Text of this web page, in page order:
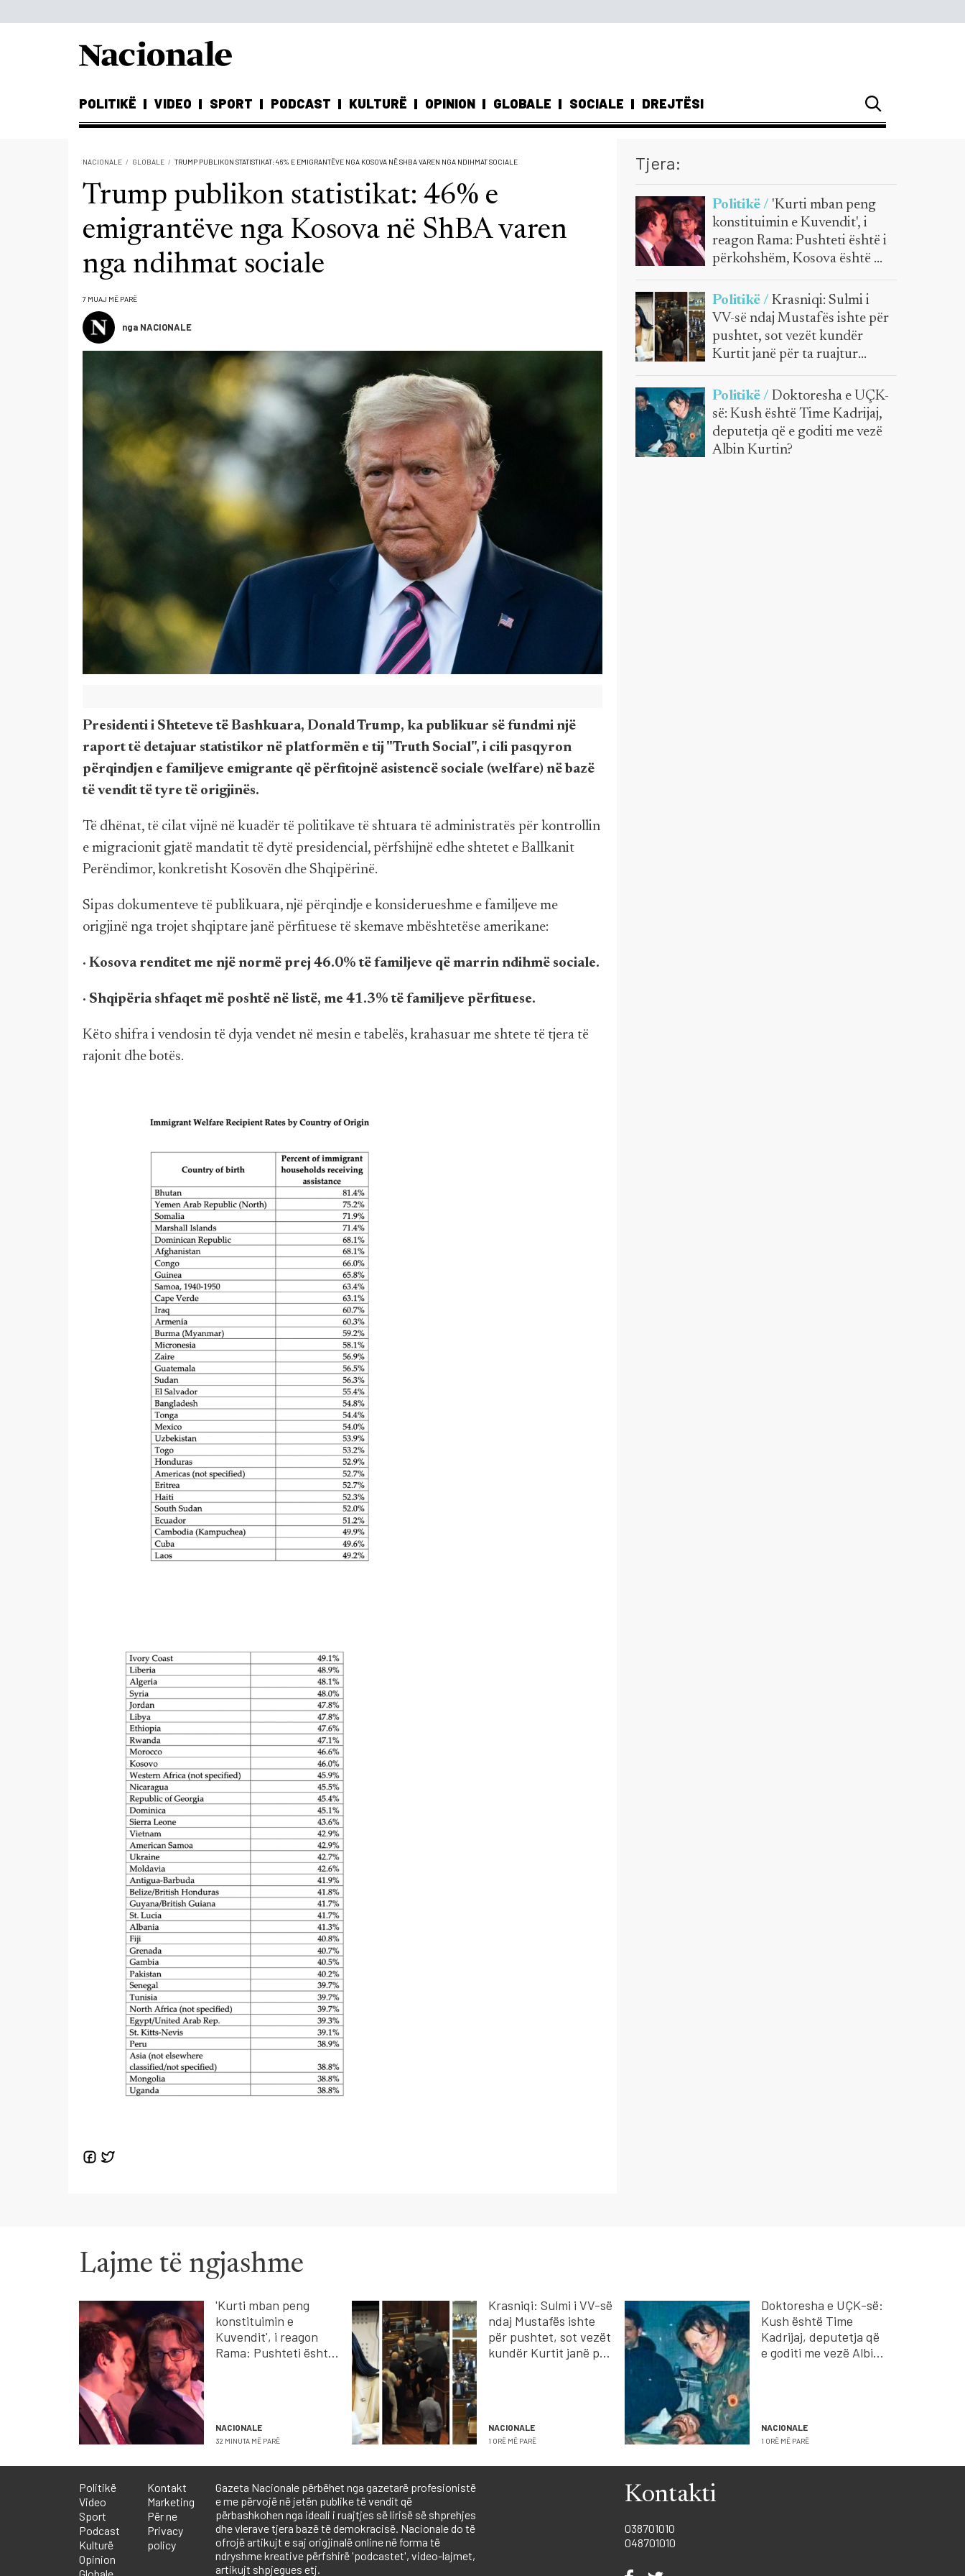
POLITIKË VIDEO SPORT PODCAST KULTURË OPINION GLOBALE SOCIALE DREJTËSI
NACIONALE GLOBALE TRUMP PUBLIKON STATISTIKAT: 46% E EMIGRANTËVE NGA KOSOVA NË SHBA VAREN NGA NDIHMAT SOCIALE
Trump publikon statistikat: 46% e
emigrantëve nga Kosova në ShBA varen
nga ndihmat sociale
7 MUAJ MË PARË
nga NACIONALE
Presidenti i Shteteve të Bashkuara, Donald Trump, ka publikuar së fundmi një
raport të detajuar statistikor në platformën e tij "Truth Social", i cili pasqyron
përqindjen e familjeve emigrante që përfitojnë asistencë sociale (welfare) në bazë
të vendit të tyre të origjinës.
Të dhënat, të cilat vijnë në kuadër të politikave të shtuara të administratës për kontrollin
e migracionit gjatë mandatit të dytë presidencial, përfshijnë edhe shtetet e Ballkanit
Perëndimor, konkretisht Kosovën dhe Shqipërinë.
Sipas dokumenteve të publikuara, një përqindje e konsiderueshme e familjeve me
origjinë nga trojet shqiptare janë përfituese të skemave mbështetëse amerikane:
· Kosova renditet me një normë prej 46.0% të familjeve që marrin ndihmë sociale.
· Shqipëria shfaqet më poshtë në listë, me 41.3% të familjeve përfituese.
Këto shifra i vendosin të dyja vendet në mesin e tabelës, krahasuar me shtete të tjera të
rajonit dhe botës.
Tjera:
Politikë / 'Kurti mban peng
konstituimin e Kuvendit', i
reagon Rama: Pushteti është i
përkohshëm, Kosova është e
përhershme
Politikë /Krasniqi: Sulmi i
VV-së ndaj Mustafës ishte për
pushtet, sot vezët kundër
Kurtit janë për ta ruajtur
shtetin
Politikë /Doktoresha e UÇK-
së: Kush është Time Kadrijaj,
deputetja që e goditi me vezë
Albin Kurtin?
Lajme të ngjashme
'Kurti mban peng
konstituimin e
Kuvendit', i reagon
Rama: Pushteti është i
NACIONALE
32 MINUTA MË PARË
Krasniqi: Sulmi i VV-së
ndaj Mustafës ishte
për pushtet, sot vezët
kundër Kurtit janë për
NACIONALE
1 ORË MË PARË
Doktoresha e UÇK-së:
Kush është Time
Kadrijaj, deputetja që
e goditi me vezë Albin
NACIONALE
1 ORË MË PARË
Politikë
Video
Sport
Podcast
Kulturë
Opinion
Kontakt
Marketing
Për ne
Privacy
policy
Gazeta Nacionale përbëhet nga gazetarë profesionistë
e me përvojë në jetën publike të vendit që
përbashkohen nga ideali i ruajtjes së lirisë së shprehjes
dhe vlerave tjera bazë të demokracisë. Nacionale do të
ofrojë artikujt e saj origjinalë online në forma të
ndryshme kreative përfshirë 'podcastet', video-lajmet,
artikujt shpjegues etj.
Kontakti
038701010
048701010